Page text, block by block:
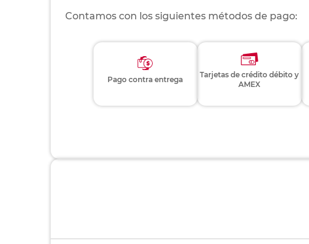
Contamos con los siguientes métodos de pago:
Pago contra entrega
Tarjetas de crédito débito y
AMEX